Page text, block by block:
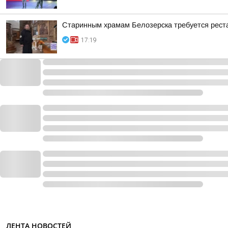
Старинным храмам Белозерска требуется
17:19
ЛЕНТА НОВОСТЕЙ